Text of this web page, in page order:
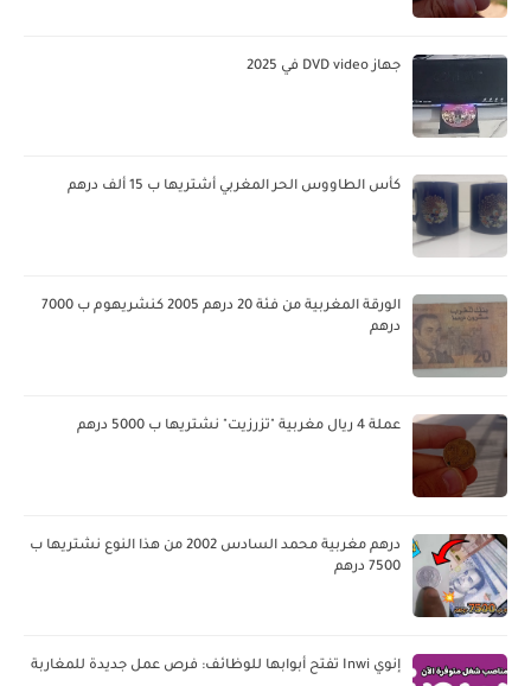
جهاز DVD video في 2025
كأس الطاووس الحر المغربي أشتريها ب 15 ألف درهم
الورقة المغربية من فئة 20 درهم 2005 كنشريهوم ب 7000
درهم
عملة 4 ريال مغربية "تزرزيت" نشتريها ب 5000 درهم
درهم مغربية محمد السادس 2002 من هذا النوع نشتريها ب
7500 درهم
إنوي Inwi تفتح أبوابها للوظائف: فرص عمل جديدة للمغاربة